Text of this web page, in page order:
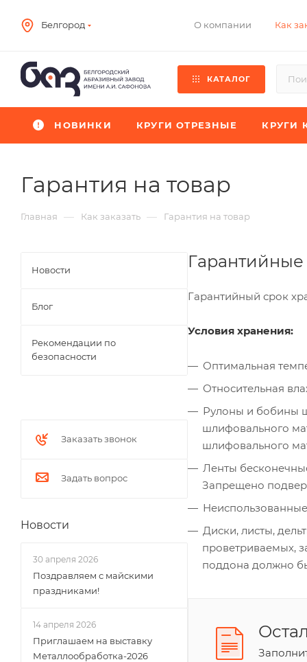
Белгород О компании Как
КАТАЛОГ
НОВИНКИ КРУГИ ОТРЕЗНЫЕ КРУГИ
Гарантия на товар
Главная — Как заказать — Гарантия на товар
Гарантийные
Гарантийный срок
Условия хранения:
Оптимальная
Относительная
Рулоны и бобины
шлифовального
шлифовального
Ленты
Запрещено
Диски, листы,
проветриваемых,
поддона должно
Новости
Блог
Рекомендации по
безопасности
Заказать звонок
Задать вопрос
Новости
30 апреля 2026
Поздравляем с майскими
праздниками!
14 апреля 2026
Приглашаем на выставку
Металлообработка-2026